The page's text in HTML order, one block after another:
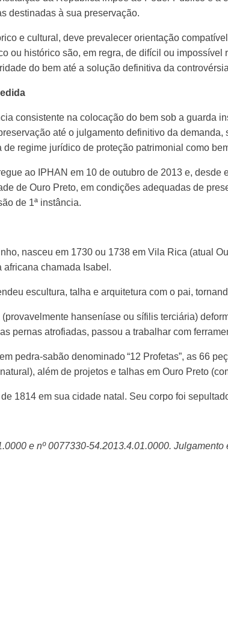
destinadas à sua preservação.
e cultural, deve prevalecer orientação
ou histórico são, em regra, de difícil ou
do bem até a solução definitiva da
consistente na colocação do bem sob a guarda
até o julgamento definitivo da
regime jurídico de proteção patrimonial como
ao IPHAN em 10 de outubro de 2013 e, desde
de Ouro Preto, em condições adequadas de
de 1ª instância.
nasceu em 1730 ou 1738 em Vila Rica (atual
africana chamada Isabel.
escultura, talha e arquitetura com o pai,
hanseníase ou sífilis terciária)
pernas atrofiadas, passou a trabalhar com
pedra-sabão denominado “12 Profetas”, as 66
além de projetos e talhas em Ouro Preto
1814 em sua cidade natal. Seu corpo foi
e nº 0077330-54.2013.4.01.0000. Julgamento